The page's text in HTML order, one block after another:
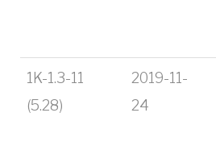
1K-1.3-11
(5.28)
2019-11-
24